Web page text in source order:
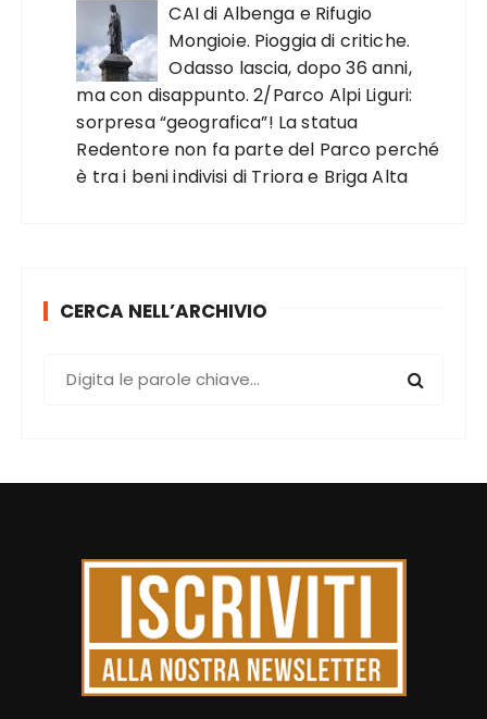
CAI di Albenga e Rifugio
Mongioie. Pioggia di critiche.
Odasso lascia, dopo 36 anni,
ma con disappunto. 2/Parco Alpi Liguri:
sorpresa “geografica”! La statua
Redentore non fa parte del Parco perché
è tra i beni indivisi di Triora e Briga Alta
CERCA NELL’ARCHIVIO